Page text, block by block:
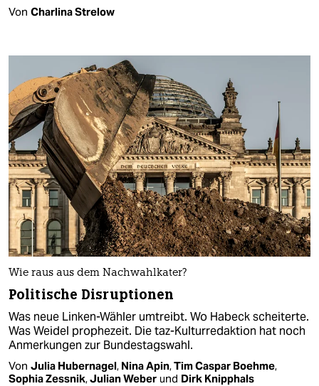
Von Charlina Strelow
Wie raus aus dem Nachwahlkater?
Politische Disruptionen
Was neue Linken-Wähler umtreibt. Wo Habeck scheiterte.
Was Weidel prophezeit. Die taz-Kulturredaktion hat noch
Anmerkungen zur Bundestagswahl.
Von Julia Hubernagel, Nina Apin,Tim Caspar Boehme,
Sophia Zessnik,Julian Weber und Dirk Knipphals